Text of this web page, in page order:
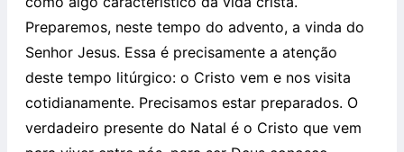
Preparemos, neste tempo do advento, a vinda do
Senhor Jesus. Essa é precisamente a atenção
deste tempo litúrgico: o Cristo vem e nos visita
cotidianamente. Precisamos estar preparados. O
verdadeiro presente do Natal é o Cristo que vem